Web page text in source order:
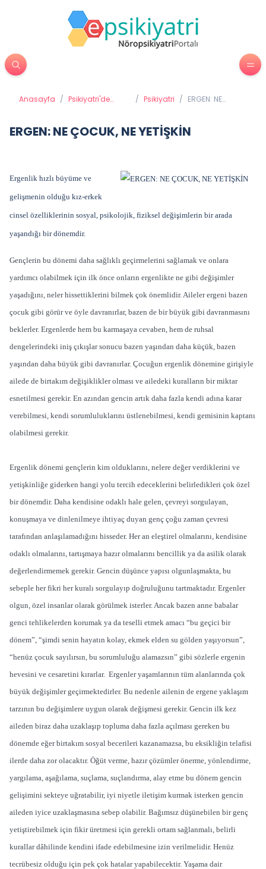
Anasayfa / Psikiyatri'de
/ Psikiyatri / ERGEN: NE
ERGEN: NE ÇOCUK, NE YETİŞKİN
Ergenlik hızlı büyüme ve
gelişmenin olduğu kız-erkek
cinsel özelliklerinin sosyal, psikolojik, fiziksel değişimlerin bir arada
yaşandığı bir dönemdir.
Gençlerin bu dönemi daha sağlıklı geçirmelerini sağlamak ve onlara
yardımcı olabilmek için ilk önce onların ergenlikte ne gibi değişimler
yaşadığını, neler hissettiklerini bilmek çok önemlidir. Aileler ergeni bazen
çocuk gibi görür ve öyle davranırlar, bazen de bir büyük gibi davranmasını
beklerler. Ergenlerde hem bu karmaşaya cevaben, hem de ruhsal
dengelerindeki iniş çıkışlar sonucu bazen yaşından daha küçük, bazen
yaşından daha büyük gibi davranırlar. Çocuğun ergenlik dönemine girişiyle
ailede de birtakım değişiklikler olması ve ailedeki kuralların bir miktar
esnetilmesi gerekir. En azından gencin artık daha fazla kendi adına karar
verebilmesi, kendi sorumluluklarını üstlenebilmesi, kendi gemisinin kaptanı
olabilmesi gerekir.
Ergenlik dönemi gençlerin kim olduklarını, nelere değer verdiklerini ve
yetişkinliğe giderken hangi yolu tercih edeceklerini belirledikleri çok özel
bir dönemdir. Daha kendisine odaklı hale gelen, çevreyi sorgulayan,
konuşmaya ve dinlenilmeye ihtiyaç duyan genç çoğu zaman çevresi
tarafından anlaşılamadığını hisseder. Her an eleştirel olmalarını, kendisine
odaklı olmalarını, tartışmaya hazır olmalarını bencillik ya da asilik olarak
değerlendirmemek gerekir. Gencin düşünce yapısı olgunlaşmakta, bu
sebeple her fikri her kuralı sorgulayıp doğruluğunu tartmaktadır. Ergenler
olgun, özel insanlar olarak görülmek isterler. Ancak bazen anne babalar
genci tehlikelerden korumak ya da teselli etmek amacı “bu geçici bir
dönem”, “şimdi senin hayatın kolay, ekmek elden su gölden yaşıyorsun”,
“henüz çocuk sayılırsın, bu sorumluluğu alamazsın” gibi sözlerle ergenin
hevesini ve cesaretini kırarlar. Ergenler yaşamlarının tüm alanlarında çok
büyük değişimler geçirmektedirler. Bu nedenle ailenin de ergene yaklaşım
tarzının bu değişimlere uygun olarak değişmesi gerekir. Gencin ilk kez
aileden biraz daha uzaklaşıp topluma daha fazla açılması gereken bu
dönemde eğer birtakım sosyal becerileri kazanamazsa, bu eksikliğin telafisi
ilerde daha zor olacaktır. Öğüt verme, hazır çözümler önerme, yönlendirme,
yargılama, aşağılama, suçlama, suçlandırma, alay etme bu dönem gencin
gelişimini sekteye uğratabilir, iyi niyetle iletişim kurmak isterken gencin
aileden iyice uzaklaşmasına sebep olabilir. Bağımsız düşünebilen bir genç
yetiştirebilmek için fikir üretmesi için gerekli ortam sağlanmalı, belirli
kurallar dâhilinde kendini ifade edebilmesine izin verilmelidir. Henüz
tecrübesiz olduğu için pek çok hatalar yapabilecektir. Yaşama dair